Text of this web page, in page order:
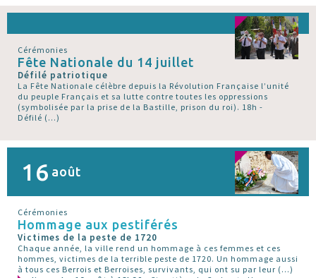
Cérémonies
Fête Nationale du 14 juillet
Défilé patriotique
La Fête Nationale célèbre depuis la Révolution Française l’unité
du peuple Français et sa lutte contre toutes les oppressions
(symbolisée par la prise de la Bastille, prison du roi). 18h -
Défilé (…)
16 août
Cérémonies
Hommage aux pestiférés
Victimes de la peste de 1720
Chaque année, la ville rend un hommage à ces femmes et ces
hommes, victimes de la terrible peste de 1720. Un hommage aussi
à tous ces Berrois et Berroises, survivants, qui ont su par leur (…)